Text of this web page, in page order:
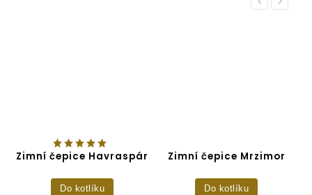
Zimní čepice Havraspár
Do kotlíku
Zimní čepice Mrzimor
Do kotlíku